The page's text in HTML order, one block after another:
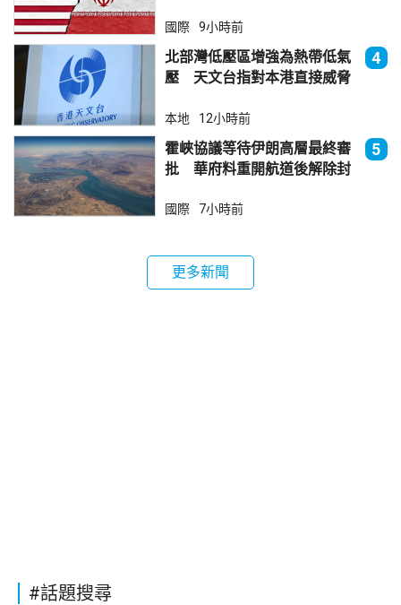
國際 9小時前
北部灣低壓區增強為熱帶低氣
壓 天文台指對本港直接威脅
4
本地 12小時前
霍峽協議等待伊朗高層最終審
批 華府料重開航道後解除封
5
國際 7小時前
更多新聞
#話題搜尋